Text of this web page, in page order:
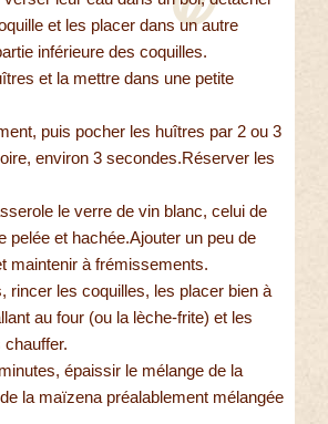
et les placer dans un autre
inférieure des coquilles.
et la mettre dans une petite
puis pocher les huîtres par 2 ou 3
environ 3 secondes.Réserver les
le verre de vin blanc, celui de
pelée et hachée.Ajouter un peu de
maintenir à frémissements.
rincer les coquilles, les placer bien à
au four (ou la lèche-frite) et les
chauffer.
épaissir le mélange de la
la maïzena préalablement mélangée